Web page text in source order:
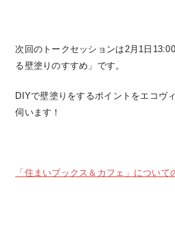
次回のトークセッションは2月1日
る壁塗りのすすめ」です。
DIYで壁塗りをするポイントをエコヴ
伺います！
「住まいブックス＆カフェ」につい